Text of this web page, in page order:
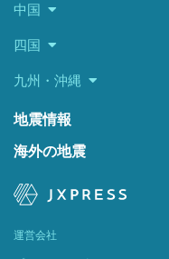
中国
四国
九州・沖縄
地震情報
海外の地震
運営会社